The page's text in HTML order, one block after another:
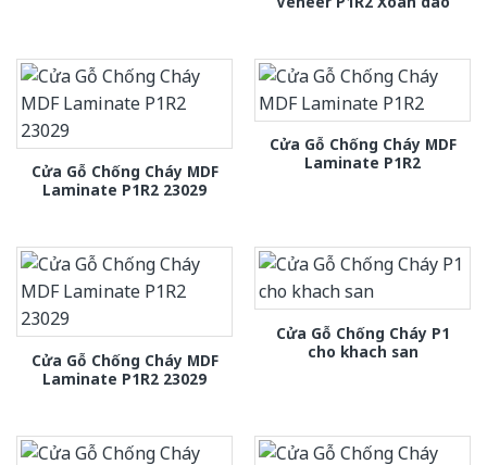
Cửa Gỗ Chống Cháy MDF
Laminate P1R2 23029
Cửa Gỗ Chống Cháy MDF
Laminate P1R2
Cửa Gỗ Chống Cháy MDF
Laminate P1R2 23029
Cửa Gỗ Chống Cháy P1
cho khach san